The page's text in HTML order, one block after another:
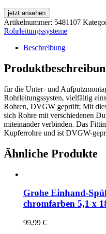
jetzt ansehen
Artikelnummer: 5481107
Rohrleitungssysteme
Beschreibung
für die Unter- und
Rohrleitungssysten, vielfältig
Rohren, DVGW geprüft; Mit
sich Rohre mit verschiedenen
miteinander verbinden. Das
Kupferrohre und ist DVGW-
Ähnliche Produkte
Grohe Einhand-
chromfarben 5,1 x
99,99 €